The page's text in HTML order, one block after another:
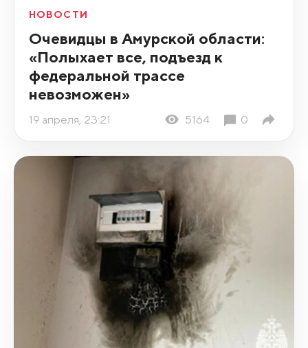
НОВОСТИ
Очевидцы в Амурской области:
«Полыхает все, подъезд к
федеральной трассе
невозможен»
19 апреля, 23:21 5164 0